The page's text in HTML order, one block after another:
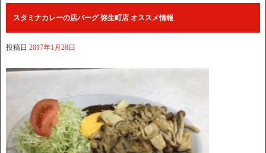
スタミナカレーの店バーグ 弥生町店 オススメ情報
投稿日 2017年1月28日